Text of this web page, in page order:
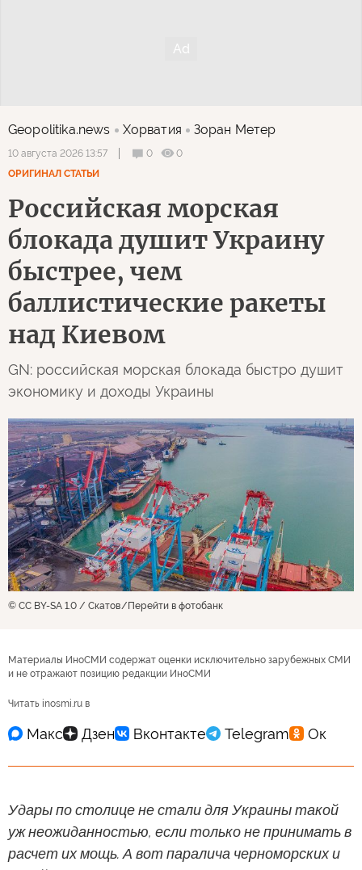
Geopolitika.news Хорватия Зоран Метер
10 августа 2026 13:57 0
0
ОРИГИНАЛ СТАТЬИ
Российская морская
блокада душит Украину
быстрее, чем
баллистические ракеты
над Киевом
GN: российская морская блокада быстро душит
экономику и доходы Украины
© CC BY-SA 1.0 / Скатов Перейти в фотобанк
Материалы ИноСМИ содержат оценки исключительно зарубежных СМИ
и не отражают позицию редакции ИноСМИ
Читать inosmi.ru в
Удары по столице не стали для Украины такой
уж неожиданностью, если только не принимать в
расчет их мощь. А вот паралича черноморских и